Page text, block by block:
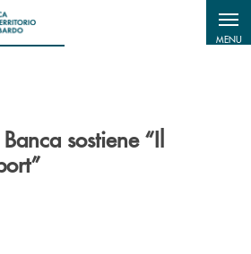
MENU
sostiene “Il